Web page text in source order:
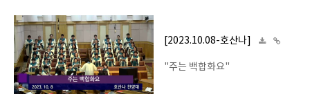
[2023.10.08-호산나]
"주는 백합화요"